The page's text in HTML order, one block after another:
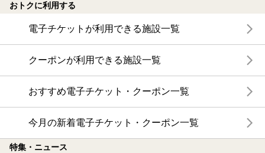
おトクに利用する
電子チケットが利用できる施設一覧
クーポンが利用できる施設一覧
おすすめ電子チケット・クーポン一覧
今月の新着電子チケット・クーポン一覧
特集・ニュース